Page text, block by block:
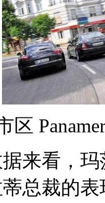
区
来看，
总裁的